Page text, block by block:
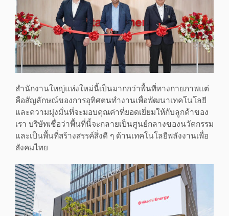
สำนักงานใหญ่แห่งใหม่นี้เป็นมากกว่าพื้นที่ทางกายภาพแต่
คือสัญลักษณ์ของการอุทิศตนทำงานเพื่อพัฒนาเทคโนโลยี
และความมุ่งมั่นที่จะมอบคุณค่าที่ยอดเยี่ยมให้กับลูกค้าของ
เรา บริษัทเชื่อว่าพื้นที่นี้จะกลายเป็นศูนย์กลางของนวัตกรรม
และเป็นพื้นที่สร้างสรรค์สิ่งดี ๆ ด้านเทคโนโลยีพลังงานเพื่อ
สังคมไทย